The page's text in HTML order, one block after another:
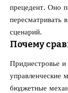
прецедент. Оно
пересматривать
сценарий.
Почему
Приднестровье
управленческие
бюджетные